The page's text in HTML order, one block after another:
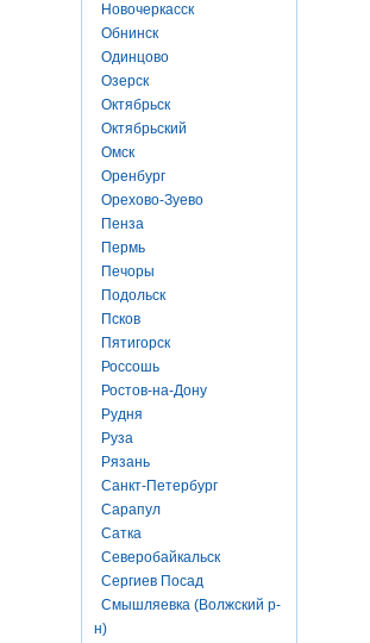
Новочеркасск
Обнинск
Одинцово
Озерск
Октябрьск
Октябрьский
Омск
Оренбург
Орехово-Зуево
Пенза
Пермь
Печоры
Подольск
Псков
Пятигорск
Россошь
Ростов-на-Дону
Рудня
Руза
Рязань
Санкт-Петербург
Сарапул
Сатка
Северобайкальск
Сергиев Посад
Смышляевка (Волжский р-
н)